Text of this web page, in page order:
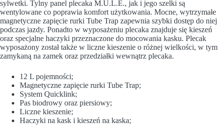
sylwetki. Tylny panel plecaka M.U.L.E., jak i jego szelki są
wentylowane co poprawia komfort użytkowania. Mocne, wytrzymałe
magnetyczne zapięcie rurki Tube Trap zapewnia szybki dostęp do niej
podczas jazdy. Ponadto w wyposażeniu plecaka znajduje się kieszeń
oraz specjalne haczyki przeznaczone do mocowania kasku. Plecak
wyposażony został także w liczne kieszenie o różnej wielkości, w tym
zamykaną na zamek oraz przedziałki wewnątrz plecaka.
12 L pojemności;
Magnetyczne zapięcie rurki Tube Trap;
System Quicklink;
Pas biodrowy oraz piersiowy;
Liczne kieszenie;
Haczyki na kask i kieszeń na kaska;